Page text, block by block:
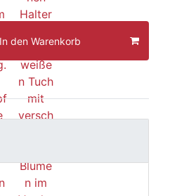
In den Warenkorb